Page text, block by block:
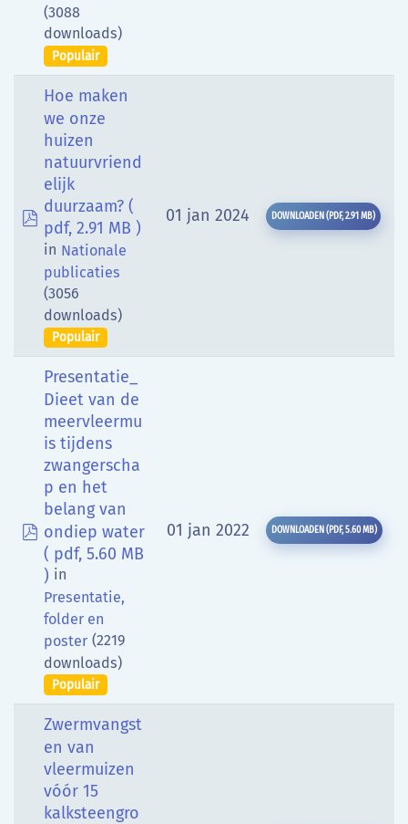
(3088
downloads)
Populair
pdf
Hoe maken
we onze
huizen
natuurvriend
elijk
duurzaam? (
pdf, 2.91 MB )
in Nationale
publicaties
(3056
downloads)
Populair
01 jan 2024 DOWNLOADEN (PDF,2.91 MB)
pdf
Presentatie_
Dieet van de
meervleermu
is tijdens
zwangerscha
p en het
belang van
ondiep water
( pdf, 5.60 MB
) in
Presentatie,
folder en
poster (2219
downloads)
Populair
01 jan 2022 DOWNLOADEN (PDF,5.60 MB)
Zwermvangst
en van
vleermuizen
vóór 15
kalksteengro